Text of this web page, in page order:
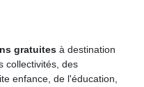
gratuites à destination
collectivités, des
enfance, de l'éducation,